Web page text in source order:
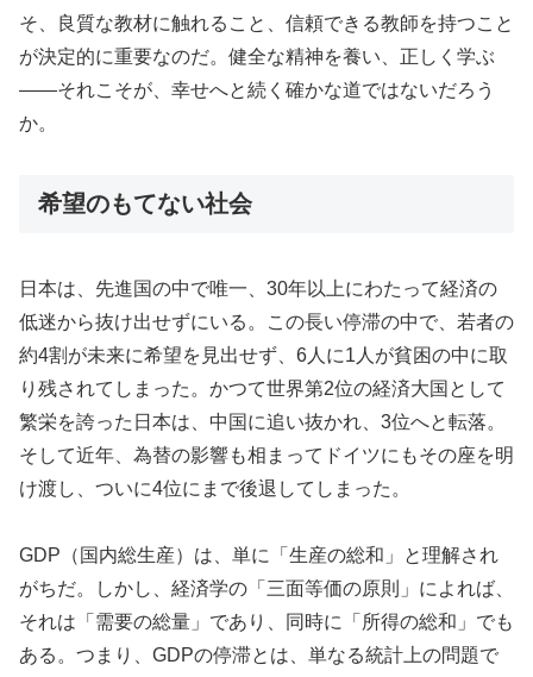
そ、良質な教材に触れること、信頼できる教師を持つこと
が決定的に重要なのだ。健全な精神を養い、正しく学ぶ
——それこそが、幸せへと続く確かな道ではないだろう
か。
希望のもてない社会
日本は、先進国の中で唯一、30年以上にわたって経済の
低迷から抜け出せずにいる。この長い停滞の中で、若者の
約4割が未来に希望を見出せず、6人に1人が貧困の中に取
り残されてしまった。かつて世界第2位の経済大国として
繁栄を誇った日本は、中国に追い抜かれ、3位へと転落。
そして近年、為替の影響も相まってドイツにもその座を明
け渡し、ついに4位にまで後退してしまった。
GDP（国内総生産）は、単に「生産の総和」と理解され
がちだ。しかし、経済学の「三面等価の原則」によれば、
それは「需要の総量」であり、同時に「所得の総和」でも
ある。つまり、GDPの停滞とは、単なる統計上の問題で